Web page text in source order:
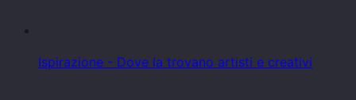
Ispirazione - Dove la trovano artisti e creativi